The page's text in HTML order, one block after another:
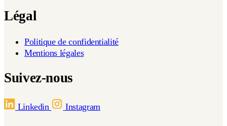
Légal
Politique de confidentialité
Mentions légales
Suivez-nous
Linkedin Instagram